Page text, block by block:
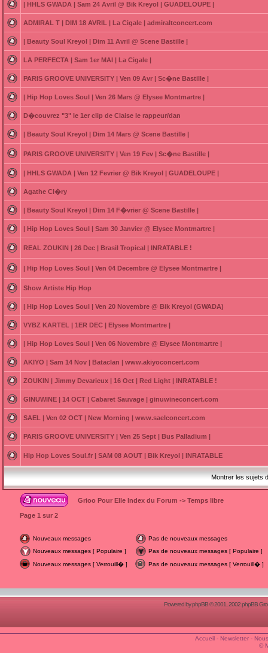
| HHLS GWADA | Sam 24 Avril @ Bik Kreyol | GUADELOUPE |
ADMIRAL T | DIM 18 AVRIL | La Cigale | admiraltconcert.com
| Beauty Soul Kreyol | Dim 11 Avril @ Scene Bastille |
LA PERFECTA | Sam 1er MAI | La Cigale |
PARIS GROOVE UNIVERSITY | Ven 09 Avr | Sc�ne Bastille |
| Hip Hop Loves Soul | Ven 26 Mars @ Elysee Montmartre |
D�couvrez "3" le 1er clip de Claise le rappeur/dan
| Beauty Soul Kreyol | Dim 14 Mars @ Scene Bastille |
PARIS GROOVE UNIVERSITY | Ven 19 Fev | Sc�ne Bastille |
| HHLS GWADA | Ven 12 Fevrier @ Bik Kreyol | GUADELOUPE |
Agathe Cl�ry
| Beauty Soul Kreyol | Dim 14 F�vrier @ Scene Bastille |
| Hip Hop Loves Soul | Sam 30 Janvier @ Elysee Montmartre |
REAL ZOUKIN | 26 Dec | Brasil Tropical | INRATABLE !
| Hip Hop Loves Soul | Ven 04 Decembre @ Elysee Montmartre |
Show Artiste Hip Hop
| Hip Hop Loves Soul | Ven 20 Novembre @ Bik Kreyol (GWADA)
VYBZ KARTEL | 1ER DEC | Elysee Montmartre |
| Hip Hop Loves Soul | Ven 06 Novembre @ Elysee Montmartre |
AKIYO | Sam 14 Nov | Bataclan | www.akiyoconcert.com
ZOUKIN | Jimmy Devarieux | 16 Oct | Red Light | INRATABLE !
GINUWINE | 14 OCT | Cabaret Sauvage | ginuwineconcert.com
SAEL | Ven 02 OCT | New Morning | www.saelconcert.com
PARIS GROOVE UNIVERSITY | Ven 25 Sept | Bus Palladium |
Hip Hop Loves Soul.fr | SAM 08 AOUT | Bik Kreyol | INRATABLE
Montrer les sujets
Grioo Pour Elle Index du Forum -> Temps libre
Page 1 sur 2
Nouveaux messages
Pas de nouveaux messages
Nouveaux messages [ Populaire ]
Pas de nouveaux messages [ Populaire ]
Nouveaux messages [ Verrouill� ]
Pas de nouveaux messages [ Verrouill� ]
Powered byphpBB© 2001, 2002 phpBB
Accueil- Newsletter-
©